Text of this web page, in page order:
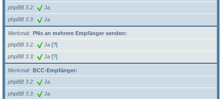
phpBB 3.2
Ja
phpBB 3.3 Ja
Merkmal
PNs an mehrere Empfänger senden:
phpBB 3.2
Ja [?]
phpBB 3.3 Ja [?]
Merkmal
BCC-Empfänger:
phpBB 3.2
Ja
phpBB 3.3 Ja